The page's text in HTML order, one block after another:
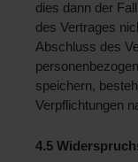
dies dann der
des Vertrages
Abschluss des
speichern,
Verpflichtungen
4.5